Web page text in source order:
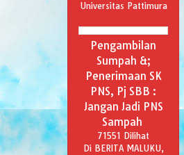
Universitas Pattimura
Pengambilan
Sumpah &;
Penerimaan SK
PNS, Pj SBB :
Jangan Jadi PNS
Sampah
71551 Dilihat
Di BERITA MALUKU,